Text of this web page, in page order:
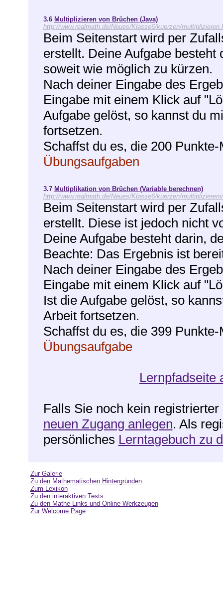
3.6 Multiplizieren von Brüchen (Java)
http://www.realmath.de/Neues/Klasse6/kuerzen/
Beim Seitenstart wird per
erstellt. Deine Aufgabe
soweit wie möglich zu kürzen.
Nach deiner Eingabe des
Eingabe mit einem Klick auf
Aufgabe gelöst, so kannst du
fortsetzen.
Schaffst du es, die 200
Übungsaufgaben
3.7 Multiplikation von Brüchen (Variable berechnen)
http://www.realmath.de/Neues/Klasse6/kuerzen/
Beim Seitenstart wird per
erstellt. Diese ist jedoch nicht
Deine Aufgabe besteht darin,
Beachte: Das Ergebnis ist
Nach deiner Eingabe des
Eingabe mit einem Klick auf
Ist die Aufgabe gelöst, so
Arbeit fortsetzen.
Schaffst du es, die 399
Übungsaufgabe
Lernpfadseite
Falls Sie noch kein
neuen Zugang anlegen. Als
persönliches Lerntagebuch zu
Zur Galerie
Zu den Mathematischen Hintergründen
Zum Lexikon
Zu den interaktiven Tests
Zu den Mathe-Links und Online-Werkzeugen
Zur Welcome Page